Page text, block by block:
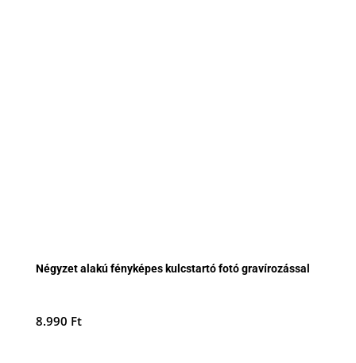
Négyzet alakú fényképes kulcstartó fotó gravírozással
8.990 Ft